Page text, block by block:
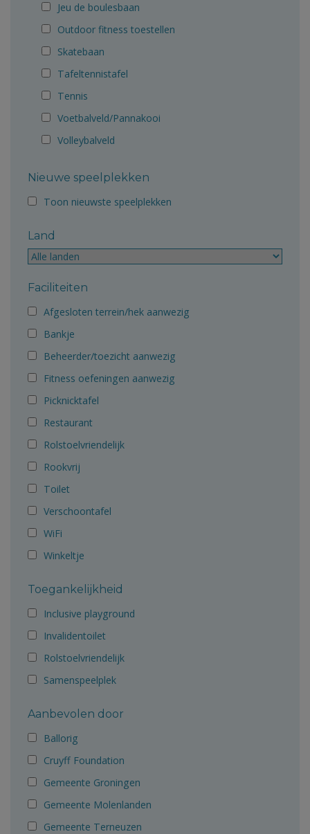
Jeu de boulesbaan
Outdoor fitness toestellen
Skatebaan
Tafeltennistafel
Tennis
Voetbalveld/Pannakooi
Volleybalveld
Nieuwe speelplekken
Toon nieuwste speelplekken
Land
Faciliteiten
Afgesloten terrein/hek aanwezig
Bankje
Beheerder/toezicht aanwezig
Fitness oefeningen aanwezig
Picknicktafel
Restaurant
Rolstoelvriendelijk
Rookvrij
Toilet
Verschoontafel
WiFi
Winkeltje
Toegankelijkheid
Inclusive playground
Invalidentoilet
Rolstoelvriendelijk
Samenspeelplek
Aanbevolen door
Ballorig
Cruyff Foundation
Gemeente Groningen
Gemeente Molenlanden
Gemeente Terneuzen